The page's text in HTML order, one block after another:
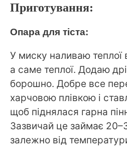
Приготування:
Опара для тіста:
У миску наливаю теплої
а саме теплої. Додаю
борошно. Добре все
харчовою плівкою і
щоб піднялася гарна
Зазвичай це займає
залежно від